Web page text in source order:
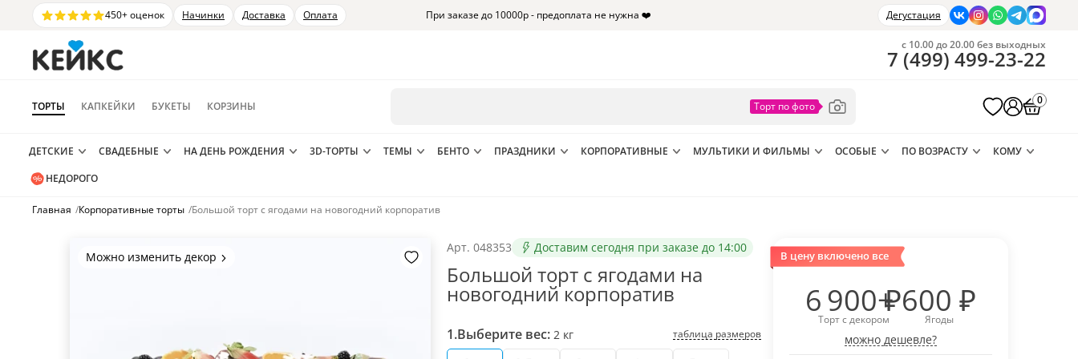
450+ оценок Начинки Доставка Оплата При заказе до 10000р - предоплата не нужна ❤️ Дегустация
ТОРТЫ КАПКЕЙКИ БУКЕТЫ КОРЗИНЫ
с 10.00 до 20.00 без выходных
7 (499) 499-23-22
0
ДЕТСКИЕ СВАДЕБНЫЕ НА ДЕНЬ РОЖДЕНИЯ 3D-ТОРТЫ ТЕМЫ БЕНТО ПРАЗДНИКИ КОРПОРАТИВНЫЕ МУЛЬТИКИ И ФИЛЬМЫ ОСОБЫЕ ПО ВОЗРАСТУ
КОМУ
НЕДОРОГО
Главная /Корпоративные торты /Большой торт с ягодами на новогодний корпоратив
Можно изменить декор
Арт. 048353 Доставим сегодня при заказе до 14:00
Большой торт с ягодами на
новогодний корпоратив
1.Выберите вес: 2 кг таблица размеров
В цену включено все
Торт с декором
6 900 ₽ Ягоды
600 ₽
можно дешевле?